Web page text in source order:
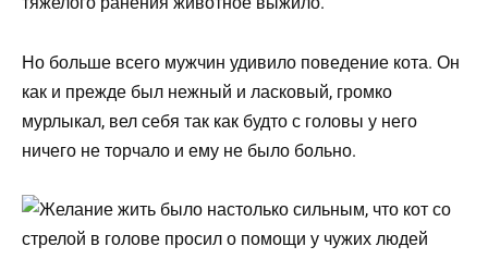
Но больше всего мужчин удивило поведение кота. Он
как и прежде был нежный и ласковый, громко
мурлыкал, вел себя так как будто с головы у него
ничего не торчало и ему не было больно.